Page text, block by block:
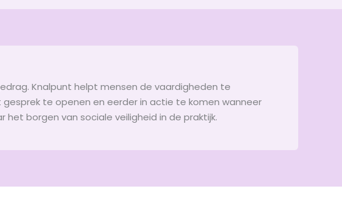
Knalpunt helpt mensen de vaardigheden te
te openen en eerder in actie te komen wanneer
borgen van sociale veiligheid in de praktijk.